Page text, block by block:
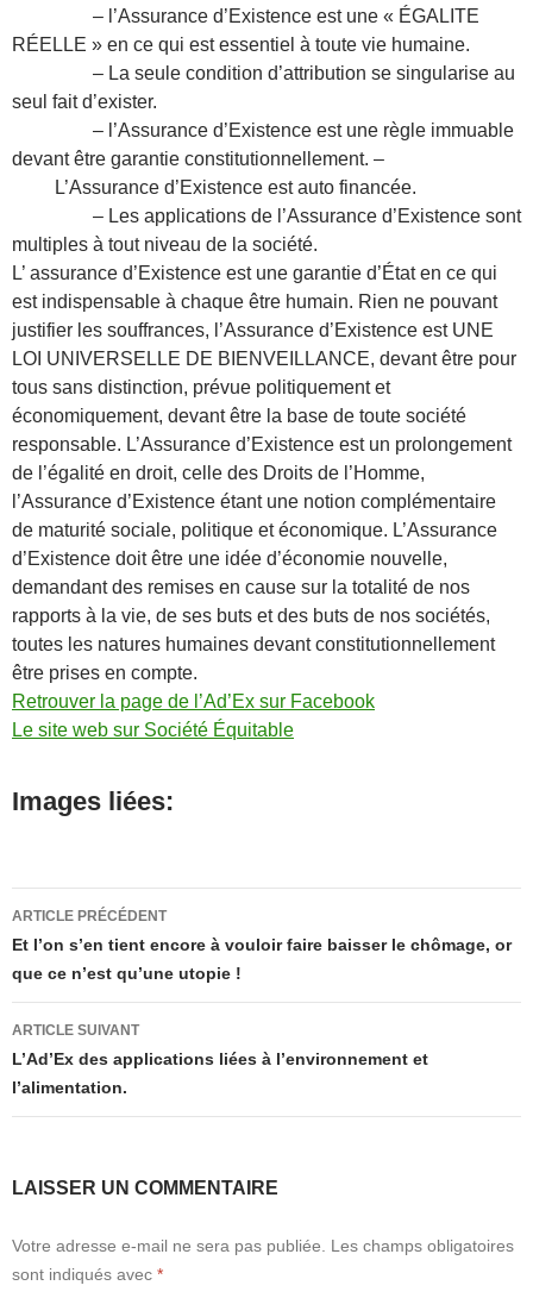
– l’Assurance d’Existence est une « ÉGALITE
RÉELLE » en ce qui est essentiel à toute vie humaine.
– La seule condition d’attribution se singularise au
seul fait d’exister.
– l’Assurance d’Existence est une règle immuable
devant être garantie constitutionnellement. –
L’Assurance d’Existence est auto financée.
– Les applications de l’Assurance d’Existence sont
multiples à tout niveau de la société.
L’ assurance d’Existence est une garantie d’État en ce qui
est indispensable à chaque être humain. Rien ne pouvant
justifier les souffrances, l’Assurance d’Existence est UNE
LOI UNIVERSELLE DE BIENVEILLANCE, devant être pour
tous sans distinction, prévue politiquement et
économiquement, devant être la base de toute société
responsable. L’Assurance d’Existence est un prolongement
de l’égalité en droit, celle des Droits de l’Homme,
l’Assurance d’Existence étant une notion complémentaire
de maturité sociale, politique et économique. L’Assurance
d’Existence doit être une idée d’économie nouvelle,
demandant des remises en cause sur la totalité de nos
rapports à la vie, de ses buts et des buts de nos sociétés,
toutes les natures humaines devant constitutionnellement
être prises en compte.
Retrouver la page de l’Ad’Ex sur Facebook
Le site web sur Société Équitable
Images liées:
Navigation
des
articles
ARTICLE PRÉCÉDENT
Et l’on s’en tient encore à vouloir faire baisser le chômage, or
que ce n’est qu’une utopie !
ARTICLE SUIVANT
L’Ad’Ex des applications liées à l’environnement et
l’alimentation.
LAISSER UN COMMENTAIRE
Votre adresse e-mail ne sera pas publiée.
Les champs obligatoires
sont indiqués avec *